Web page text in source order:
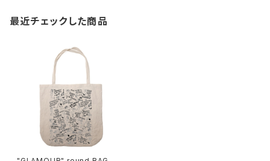
最近チェックした商品